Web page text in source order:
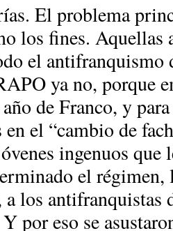
El problema
los fines. Aquellas
el antifranquismo
ya no, porque
de Franco, y
el “cambio de
ingenuos que
el
los antifranquistas
por eso se